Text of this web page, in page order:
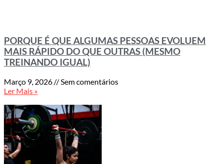
PORQUE É QUE ALGUMAS PESSOAS EVOLUEM
MAIS RÁPIDO DO QUE OUTRAS (MESMO
TREINANDO IGUAL)
Março 9, 2026
Sem comentários
Ler Mais »